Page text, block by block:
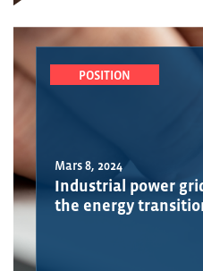
POSITION
Mars 8, 2024
Industrial power
the energy